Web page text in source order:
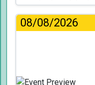
08/08/2026